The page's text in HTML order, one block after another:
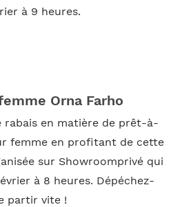
à 9 heures.
Orna Farho
rabais en matière de prêt-à-
femme en profitant de cette
sur Showroomprivé qui
à 8 heures. Dépéchez-
partir vite !